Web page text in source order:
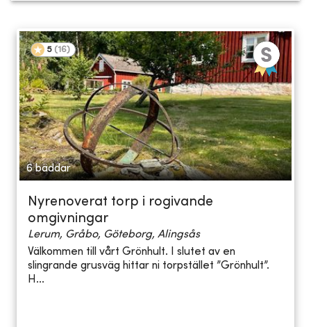
5 (16)
6 bäddar
Nyrenoverat torp i rogivande
omgivningar
Lerum, Gråbo, Göteborg, Alingsås
Välkommen till vårt Grönhult. I slutet av en
slingrande grusväg hittar ni torpstället ”Grönhult”.
H...